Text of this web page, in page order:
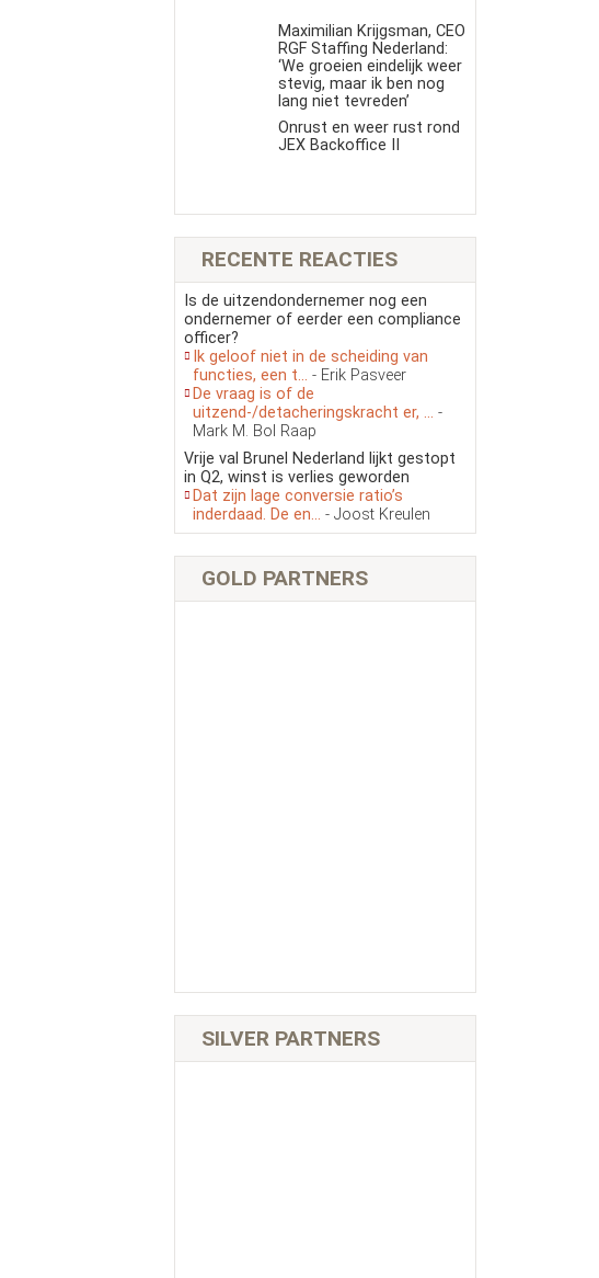
Maximilian Krijgsman, CEO
RGF Staffing Nederland:
‘We groeien eindelijk weer
stevig, maar ik ben nog
lang niet tevreden’
Onrust en weer rust rond
JEX Backoffice II
RECENTE REACTIES
Is de uitzendondernemer nog een
ondernemer of eerder een compliance
officer?
Ik geloof niet in de scheiding van
functies, een t... - Erik Pasveer
De vraag is of de
uitzend-/detacheringskracht er, ... -
Mark M. Bol Raap
Vrije val Brunel Nederland lijkt gestopt
in Q2, winst is verlies geworden
Dat zijn lage conversie ratio’s
inderdaad. De en... - Joost Kreulen
GOLD PARTNERS
SILVER PARTNERS